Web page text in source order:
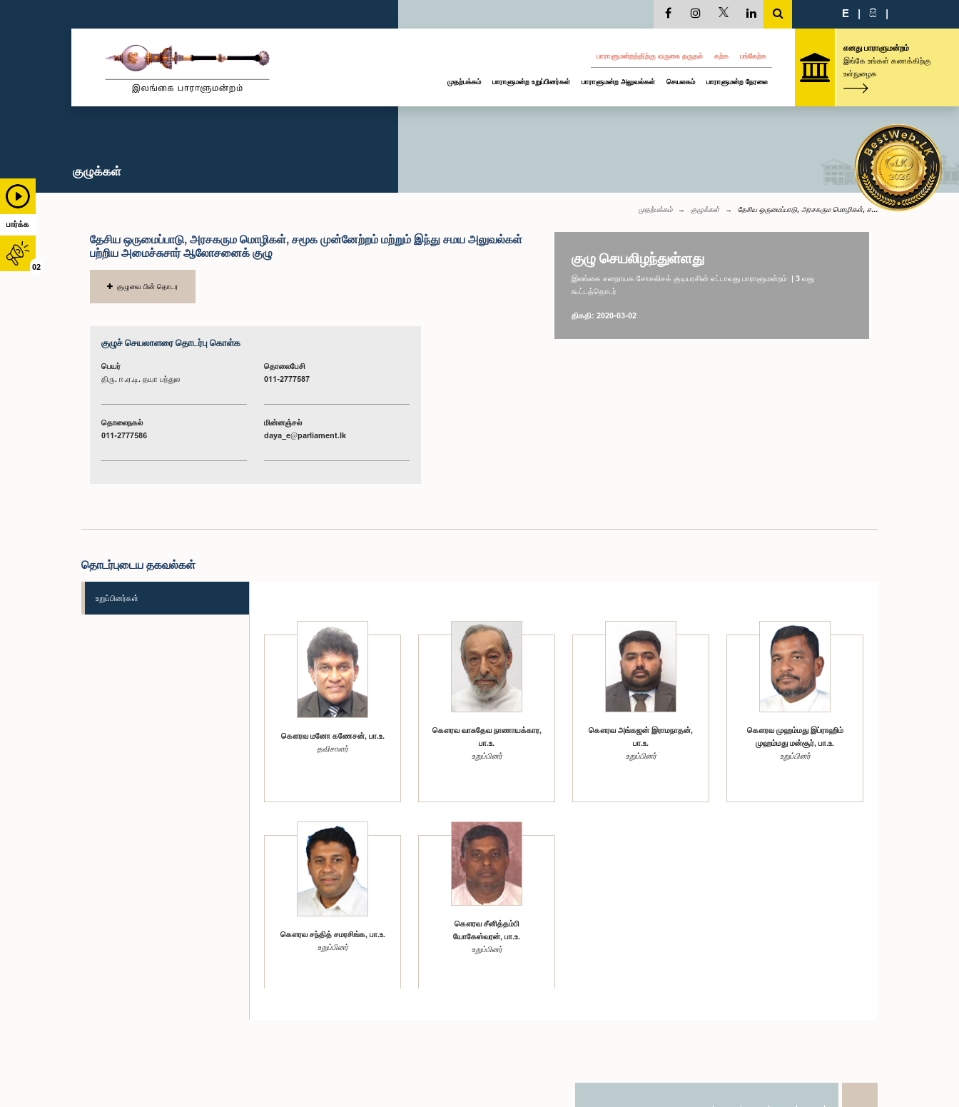
பார்க்க
02
E | සි |
பாராளுமன்றத்திற்கு வருகை தருதல் கற்க பங்கேற்க
முதற்பக்கம் பாராளுமன்ற உறுப்பினர்கள் பாராளுமன்ற அலுவல்கள் செயலகம் பாராளுமன்ற நேரலை
எனது பாராளுமன்றம்
இங்கே உங்கள் கணக்கிற்கு
உள்நுழைக
குழுக்கள்
முதற்பக்கம் குழுக்கள் தேசிய ஒருமைப்பாடு, அரசகரும மொழிகள், ச...
தேசிய ஒருமைப்பாடு, அரசகரும மொழிகள், சமூக முன்னேற்றம் மற்றும் இந்து சமய அலுவல்கள்
பற்றிய அமைச்சுசார் ஆலோசனைக் குழு
குழுவை பின் தொடர
குழுச் செயலாளரை தொடர்பு கொள்க
பெயர்
திரு. ஈ.ஏ.டி. தயா பந்துல
தொலைபேசி
011-2777587
தொலைநகல்
011-2777586
மின்னஞ்சல்
daya_e@parliament.lk
குழு செயலிழந்துள்ளது
இலங்கை சனநாயக சோசலிசக் குடியரசின் எட்டாவது பாராளுமன்றம் | 3 வது
கூட்டத்தொடர்
திகதி: 2020-03-02
தொடர்புடைய தகவல்கள்
உறுப்பினர்கள்
கௌரவ மனோ கணேசன், பா.உ.
தவிசாளர்
கௌரவ வாசுதேவ நாணாயக்கார,
பா.உ.
உறுப்பினர்
கௌரவ அங்கஜன் இராமநாதன்,
பா.உ.
உறுப்பினர்
கௌரவ முஹம்மது இப்ராஹிம்
முஹம்மது மன்சூர், பா.உ.
உறுப்பினர்
கௌரவ சந்தித் சமரசிங்க, பா.உ.
உறுப்பினர்
கௌரவ சீனித்தம்பி
யோகேஸ்வரன், பா.உ.
உறுப்பினர்